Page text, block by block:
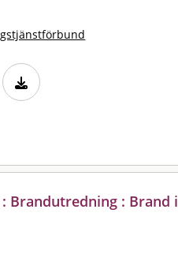
Brandutredning : Brand i